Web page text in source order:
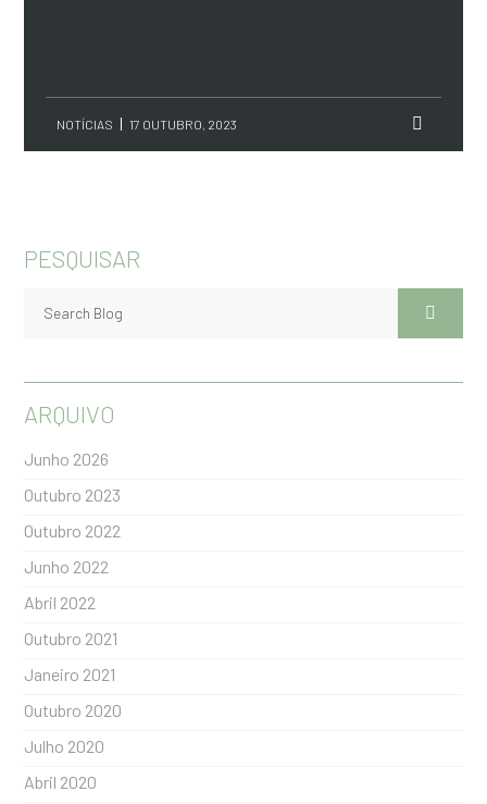
NOTÍCIAS 17 OUTUBRO, 2023
PESQUISAR
ARQUIVO
Junho 2026
Outubro 2023
Outubro 2022
Junho 2022
Abril 2022
Outubro 2021
Janeiro 2021
Outubro 2020
Julho 2020
Abril 2020